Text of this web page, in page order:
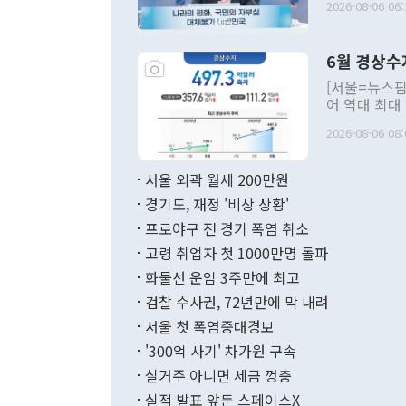
발언 중에는
주의적 희망
관의 대북
관 부처 장
관의 무리한
다. [정동영 통일부 장관이 지난달 23일 오후 서울 종로구 정부서울청사에
무너졌다고
함께 4자 대
2026-08-06
6월 경상
[서울=뉴스
어 역대 최
료=한국은행] 한국은행이 6일 발표한 '2026년 6월 국제수지(잠정)'
며 월간 기
196.9% 급
수출은
2026-08-06
서울 외곽 월세 200만원
경기도, 재정 '비상 상황'
프로야구 전 경기 폭염 취소
고령 취업자 첫 1000만명 돌파
화물선 운임 3주만에 최고
검찰 수사권, 72년만에 막 내려
서울 첫 폭염중대경보
'300억 사기' 차가원 구속
실거주 아니면 세금 껑충
실적 발표 앞둔 스페이스X